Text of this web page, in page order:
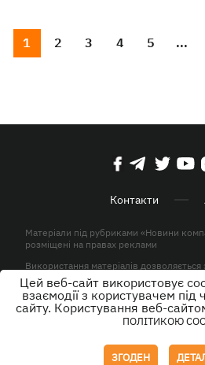
1 2 3 4 5 ...
Контакти
Матеріали під рубриками «Новини
розміщені на правах реклами
Використання матеріалів
активного гіперпосилання на KP.UA в
© ТОВ «ЮЛАВ МЕДІА» 2026. Всі права
Цей веб-сайт використовує
взаємодії з користувачем під
сайту. Користування веб-
ПОЛІТИКОЮ
ЗГОДЕН